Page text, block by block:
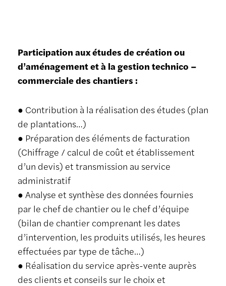
Participation aux études de création ou
d’aménagement et à la gestion technico –
commerciale des chantiers :
● Contribution à la réalisation des études (plan
de plantations…)
● Préparation des éléments de facturation
(Chiffrage / calcul de coût et établissement
d’un devis) et transmission au service
administratif
● Analyse et synthèse des données fournies
par le chef de chantier ou le chef d’équipe
(bilan de chantier comprenant les dates
d’intervention, les produits utilisés, les heures
effectuées par type de tâche…)
● Réalisation du service après-vente auprès
des clients et conseils sur le choix et